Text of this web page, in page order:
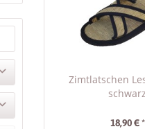
Zimtlatschen
schwarz
18,90 € *